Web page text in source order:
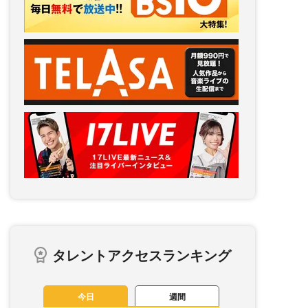
タレントアクセスランキング
今日 週間